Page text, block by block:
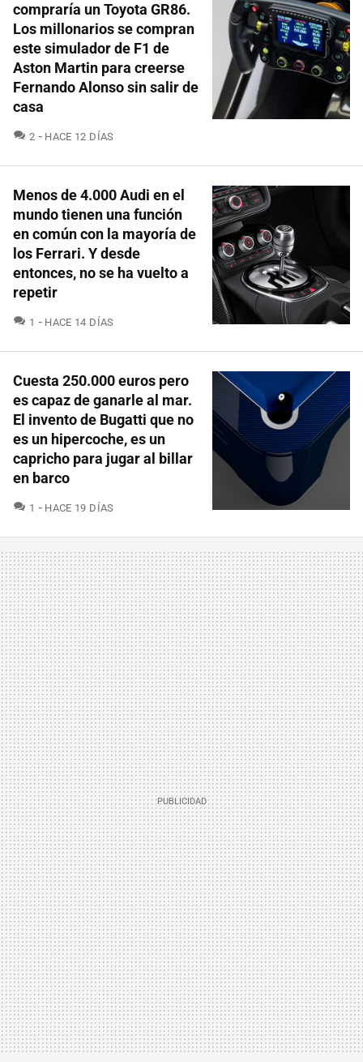
compraría un Toyota GR86.
Los millonarios se compran
este simulador de F1 de
Aston Martin para creerse
Fernando Alonso sin salir de
casa
2 COMENTARIOS
HACE 12 DÍAS
Menos de 4.000 Audi en el
mundo tienen una función
en común con la mayoría de
los Ferrari. Y desde
entonces, no se ha vuelto a
repetir
1 COMENTARIOS
HACE 14 DÍAS
Cuesta 250.000 euros pero
es capaz de ganarle al mar.
El invento de Bugatti que no
es un hipercoche, es un
capricho para jugar al billar
en barco
1 COMENTARIOS
HACE 19 DÍAS